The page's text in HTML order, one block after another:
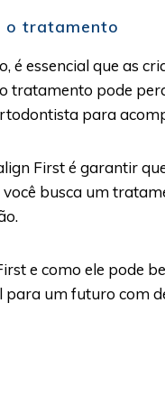
o tratamento
é essencial que as
tratamento pode
para
First é garantir
busca um
e como ele pode
para um futuro com